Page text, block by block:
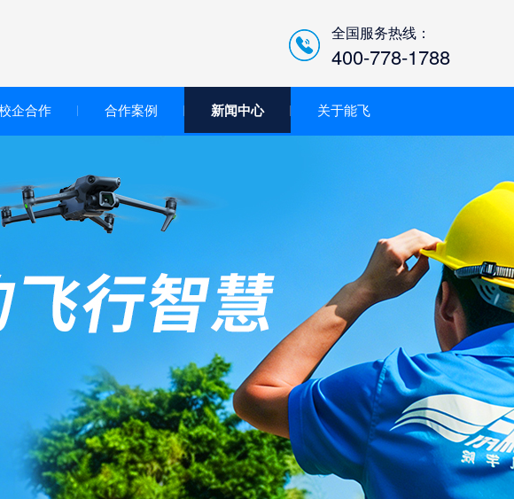
全国服务热线：
400-778-1788
真教学
配件套
无人机工程创新实训
企合作 合作案例 新闻中心 关于能飞